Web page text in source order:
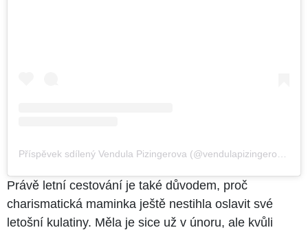
Právě letní cestování je také důvodem, proč
charismatická maminka ještě nestihla oslavit své
letošní kulatiny. Měla je sice už v únoru, ale kvůli